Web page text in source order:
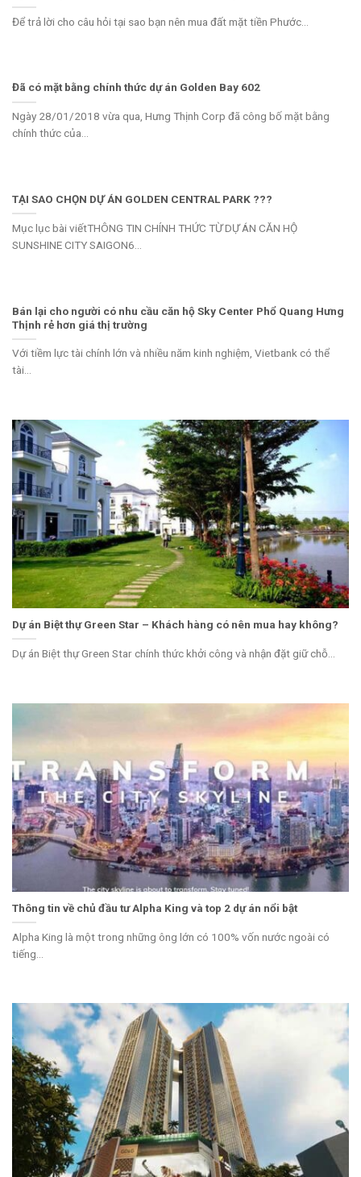
Để trả lời cho câu hỏi tại sao bạn nên mua đất mặt tiền Phước...
Đã có mặt bằng chính thức dự án Golden Bay 602
Ngày 28/01/2018 vừa qua, Hưng Thịnh Corp đã công bố mặt bằng
chính thức của...
TẠI SAO CHỌN DỰ ÁN GOLDEN CENTRAL PARK ???
Mục lục bài viếtTHÔNG TIN CHÍNH THỨC TỪ DỰ ÁN CĂN HỘ
SUNSHINE CITY SAIGON6...
Bán lại cho người có nhu cầu căn hộ Sky Center Phổ Quang Hưng
Thịnh rẻ hơn giá thị trường
Với tiềm lực tài chính lớn và nhiều năm kinh nghiệm, Vietbank có thể
tài...
Dự án Biệt thự Green Star – Khách hàng có nên mua hay không?
Dự án Biệt thự Green Star chính thức khởi công và nhận đặt giữ chỗ...
Thông tin về chủ đầu tư Alpha King và top 2 dự án nổi bật
Alpha King là một trong những ông lớn có 100% vốn nước ngoài có
tiếng...